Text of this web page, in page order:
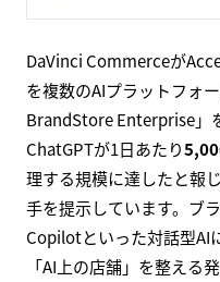
DaVinci Commerceが
を複数のAIプラットフォ
BrandStore Enterprise」
ChatGPTが1日あたり
理する規模に達したと報
手を提示しています。ブ
Copilotといった対話型AI
「AI上の店舗」を整える